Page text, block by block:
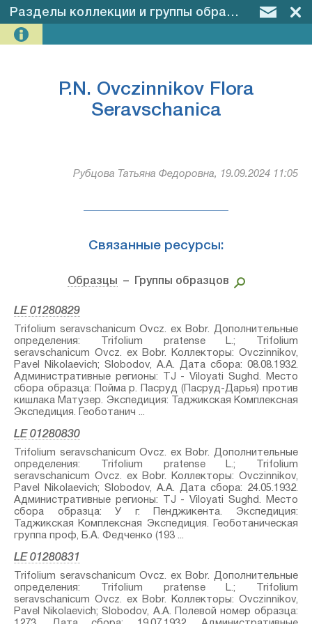
Разделы коллекции и группы образцов –P.N.
P.N. Ovczinnikov Flora
Seravschanica
Рубцова Татьяна Федоровна, 19.09.2024 11:05
Связанные ресурсы:
Образцы – Группы образцов
LE 01280829
Trifolium seravschanicum Ovcz. ex Bobr.⁣ Дополнительные
определения: Trifolium pratense L.⁣; Trifolium
seravschanicum Ovcz. ex Bobr.⁣ Коллекторы: Ovczinnikov,
Pavel Nikolaevich; Slobodov, A.A. Дата сбора: 08.08.1932.
Административные регионы: TJ - Viloyati Sughd. Место
сбора образца: Пойма р. Пасруд (Пасруд-Дарья) против
кишлака Матузер. Экспедиция: Таджикская Комплексная
Экспедиция. Геоботанич ...
LE 01280830
Trifolium seravschanicum Ovcz. ex Bobr.⁣ Дополнительные
определения: Trifolium pratense L.⁣; Trifolium
seravschanicum Ovcz. ex Bobr.⁣ Коллекторы: Ovczinnikov,
Pavel Nikolaevich; Slobodov, A.A. Дата сбора: 24.05.1932.
Административные регионы: TJ - Viloyati Sughd. Место
сбора образца: У г. Пенджикента. Экспедиция:
Таджикская Комплексная Экспедиция. Геоботаническая
группа проф, Б.А. Федченко (193 ...
LE 01280831
Trifolium seravschanicum Ovcz. ex Bobr.⁣ Дополнительные
определения: Trifolium pratense L.⁣; Trifolium
seravschanicum Ovcz. ex Bobr.⁣ Коллекторы: Ovczinnikov,
Pavel Nikolaevich; Slobodov, A.A. Полевой номер образца: